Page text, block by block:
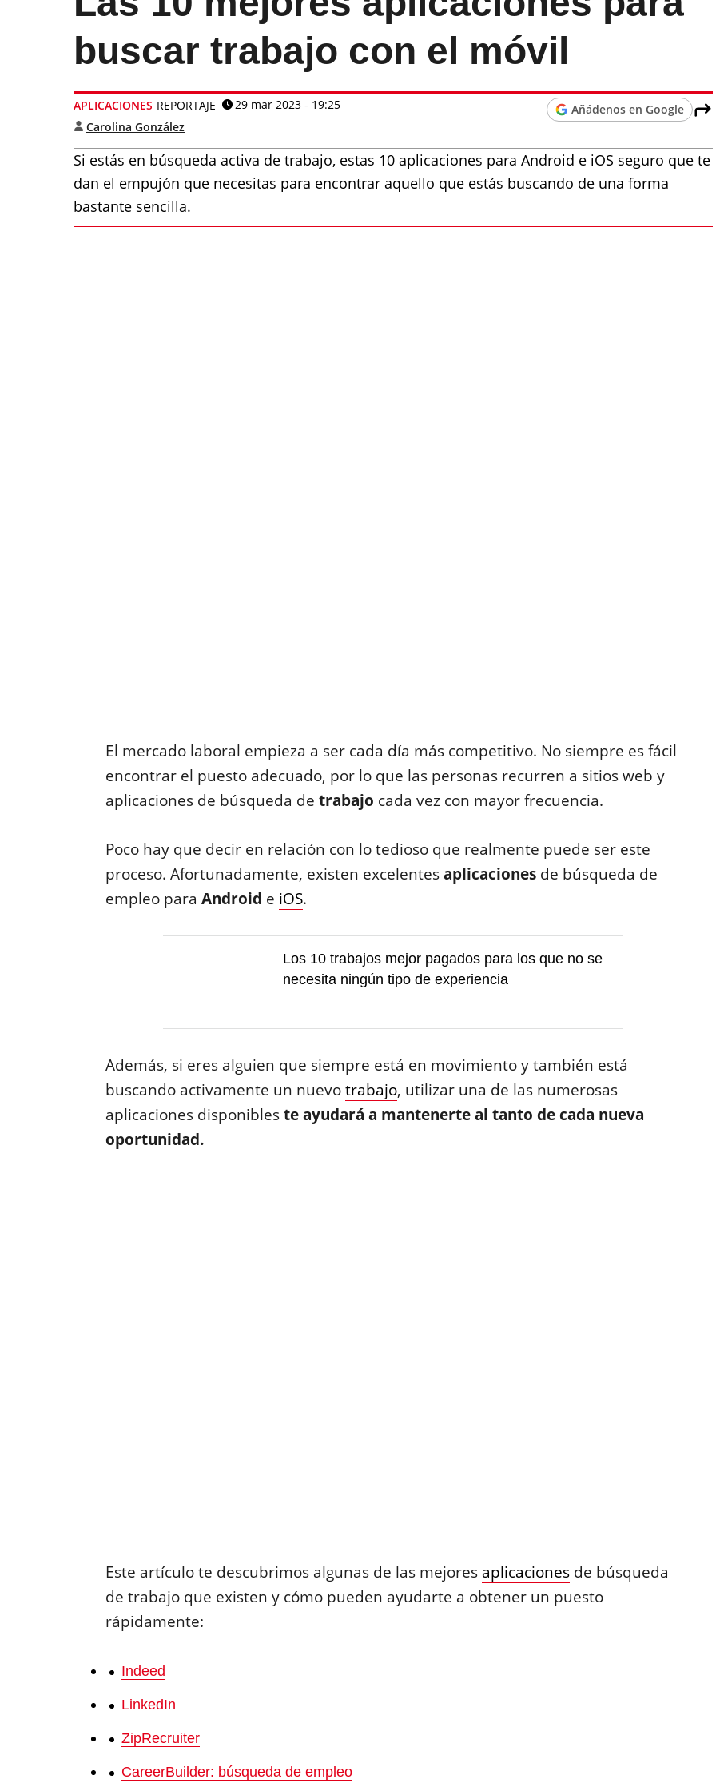
buscar trabajo con el móvil
APLICACIONES REPORTAJE
29 mar 2023 - 19:25
Carolina González
Añádenos en Google
Si estás en búsqueda activa de trabajo, estas 10 aplicaciones para Android e iOS seguro que te
dan el empujón que necesitas para encontrar aquello que estás buscando de una forma
bastante sencilla.
El mercado laboral empieza a ser cada día más competitivo. No siempre es fácil
encontrar el puesto adecuado, por lo que las personas recurren a sitios web y
aplicaciones de búsqueda de trabajo cada vez con mayor frecuencia.
Poco hay que decir en relación con lo tedioso que realmente puede ser este
proceso. Afortunadamente, existen excelentesaplicaciones de búsqueda de
empleo para Android e iOS.
Los 10 trabajos mejor pagados para los que no se
necesita ningún tipo de experiencia
Además, si eres alguien que siempre está en movimiento y también está
buscando activamente un nuevotrabajo, utilizar una de las numerosas
aplicaciones disponibleste ayudará a mantenerte al tanto de cada nueva
oportunidad.
Este artículo te descubrimos algunas de las mejores aplicacionesde búsqueda
de trabajo que existen y cómo pueden ayudarte a obtener un puesto
rápidamente:
Indeed
LinkedIn
ZipRecruiter
CareerBuilder: búsqueda de empleo